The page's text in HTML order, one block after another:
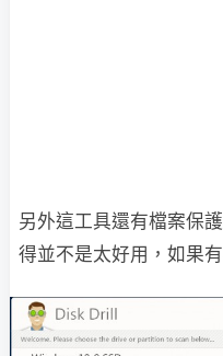
另外這工具還有檔案保
得並不是太好用，如果